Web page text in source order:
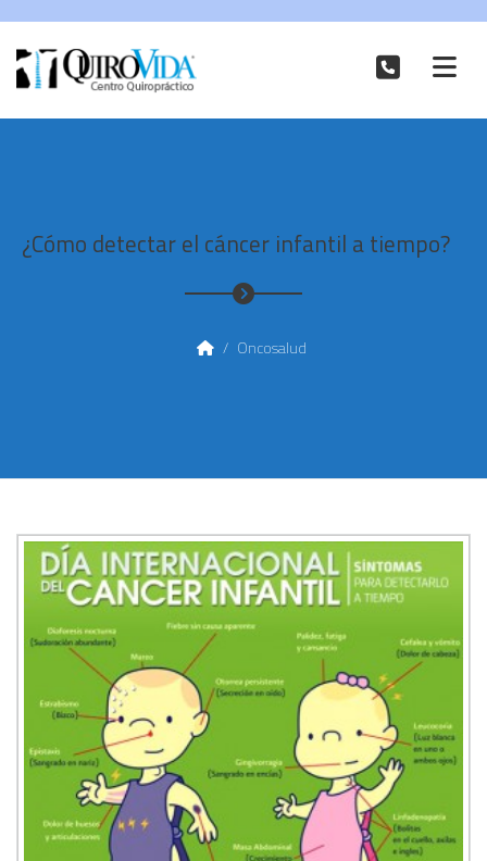
¿Cómo detectar el cáncer infantil a tiempo?
/ Oncosalud